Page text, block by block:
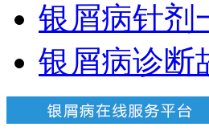
银屑病针剂
银屑病诊断